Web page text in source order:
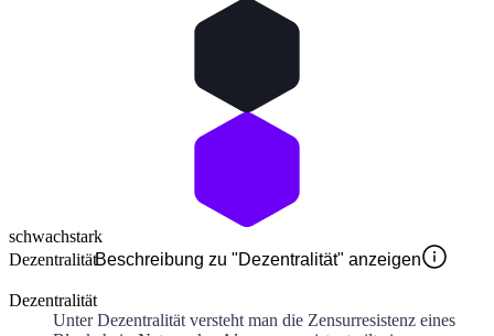
schwachstark
DezentralitätBeschreibung zu "Dezentralität" anzeigen
Dezentralität
Unter Dezentralität versteht man die Zensurresistenz eines